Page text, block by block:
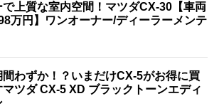
で上質な室内空間！マツダCX-30【車両
万円】ワンオーナー/ディーラーメンテ
間わずか！？いまだけCX-5がお得に買
マツダ CX-5 XD ブラックトーンエディ